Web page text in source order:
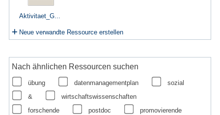
Aktivitaet_G...
Neue verwandte Ressource erstellen
Nach ähnlichen Ressourcen suchen
übung datenmanagementplan
sozial
&
wirtschaftswissenschaften
forschende
postdoc
promovierende